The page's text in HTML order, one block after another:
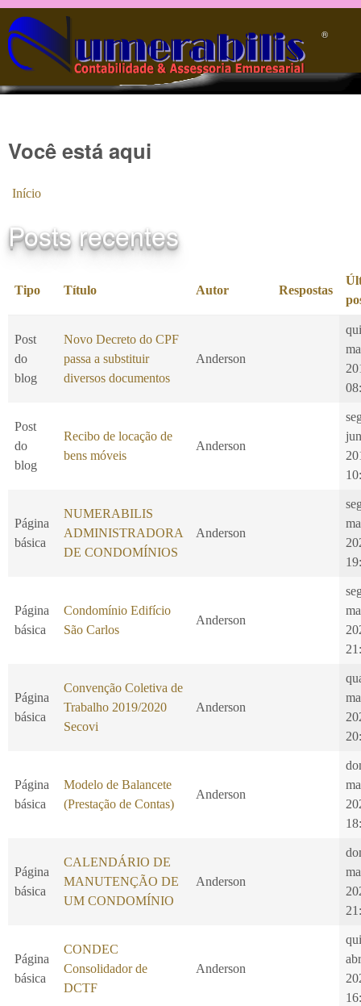
Pular para o conteúdo principal
®️
Você está aqui
Início
Posts recentes
Tipo Título Autor Respostas
Post
do
blog
Novo Decreto do CPF
passa a substituir
diversos documentos
Anderson
Post
do
blog
Recibo de locação de
bens móveis
Anderson
jun
Página
básica
NUMERABILIS
ADMINISTRADORA
DE CONDOMÍNIOS
Anderson
Página
básica
Condomínio Edifício
São Carlos
Anderson
Página
básica
Convenção Coletiva de
Trabalho 2019/2020
Secovi
Anderson
Página
básica
Modelo de Balancete
(Prestação de Contas)
Anderson
Página
básica
CALENDÁRIO DE
MANUTENÇÃO DE
UM CONDOMÍNIO
Anderson
Página
básica
CONDEC
Consolidador de
DCTF
Anderson
abr